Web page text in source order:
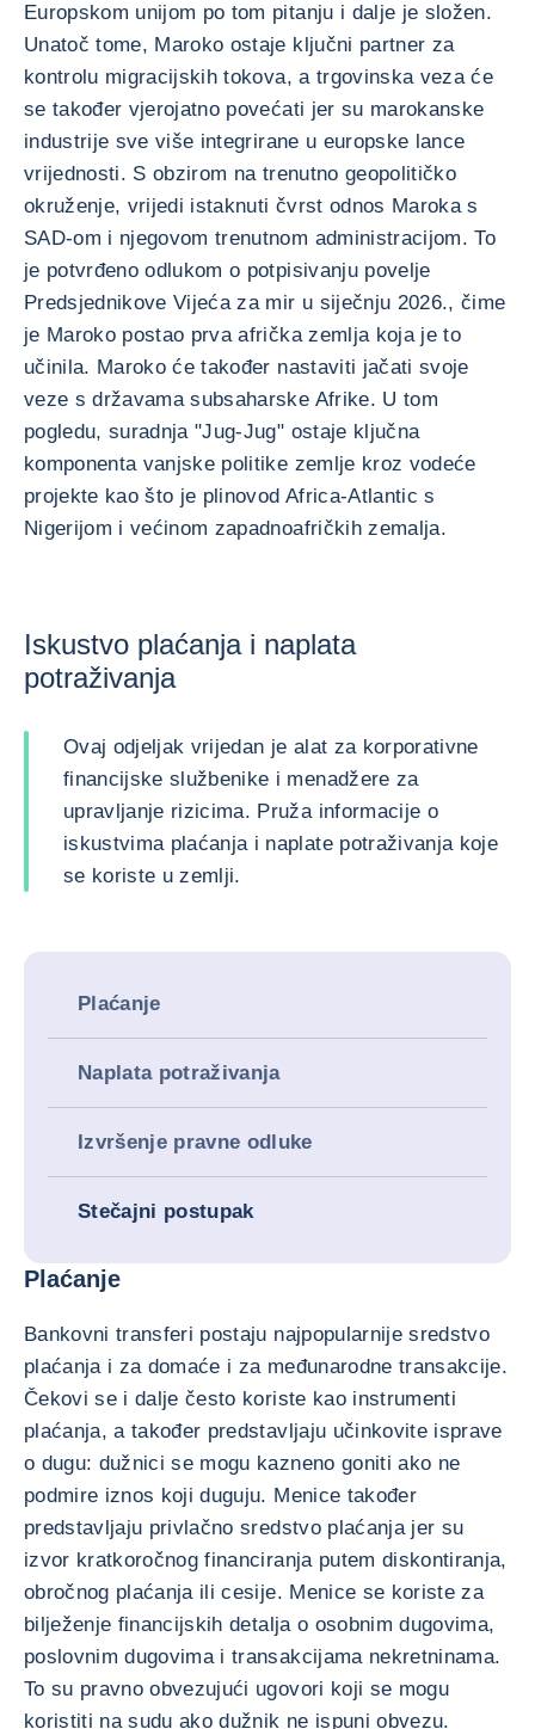
Europskom unijom po tom pitanju i dalje je složen.
Unatoč tome, Maroko ostaje ključni partner za
kontrolu migracijskih tokova, a trgovinska veza će
se također vjerojatno povećati jer su marokanske
industrije sve više integrirane u europske lance
vrijednosti. S obzirom na trenutno geopolitičko
okruženje, vrijedi istaknuti čvrst odnos Maroka s
SAD-om i njegovom trenutnom administracijom. To
je potvrđeno odlukom o potpisivanju povelje
Predsjednikove Vijeća za mir u siječnju 2026., čime
je Maroko postao prva afrička zemlja koja je to
učinila. Maroko će također nastaviti jačati svoje
veze s državama subsaharske Afrike. U tom
pogledu, suradnja "Jug-Jug" ostaje ključna
komponenta vanjske politike zemlje kroz vodeće
projekte kao što je plinovod Africa-Atlantic s
Nigerijom i većinom zapadnoafričkih zemalja.
Iskustvo plaćanja i naplata
potraživanja
Ovaj odjeljak vrijedan je alat za korporativne
financijske službenike i menadžere za
upravljanje rizicima. Pruža informacije o
iskustvima plaćanja i naplate potraživanja koje
se koriste u zemlji.
Plaćanje
Naplata potraživanja
Izvršenje pravne odluke
Stečajni postupak
Plaćanje
Bankovni transferi postaju najpopularnije sredstvo
plaćanja i za domaće i za međunarodne transakcije.
Čekovi se i dalje često koriste kao instrumenti
plaćanja, a također predstavljaju učinkovite isprave
o dugu: dužnici se mogu kazneno goniti ako ne
podmire iznos koji duguju. Menice također
predstavljaju privlačno sredstvo plaćanja jer su
izvor kratkoročnog financiranja putem diskontiranja,
obročnog plaćanja ili cesije. Menice se koriste za
bilježenje financijskih detalja o osobnim dugovima,
poslovnim dugovima i transakcijama nekretninama.
To su pravno obvezujući ugovori koji se mogu
koristiti na sudu ako dužnik ne ispuni obvezu.